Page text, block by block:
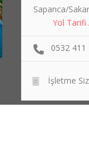
Sapanca/
Yol Tarifi
0532 411
İşletme